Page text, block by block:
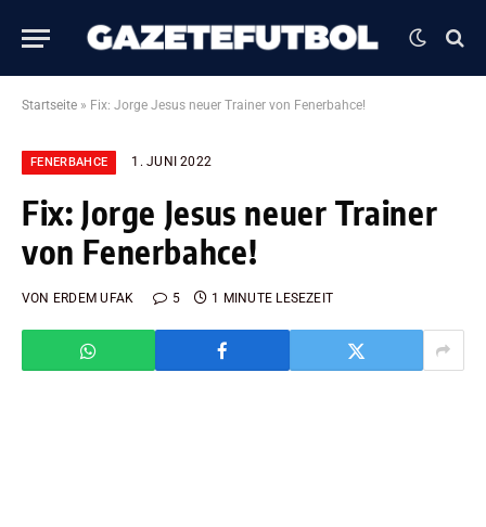
Startseite » Fix: Jorge Jesus neuer Trainer von Fenerbahce!
FENERBAHCE 1. JUNI 2022
Fix: Jorge Jesus neuer Trainer
von Fenerbahce!
VON ERDEM UFAK 5 1 MINUTE LESEZEIT